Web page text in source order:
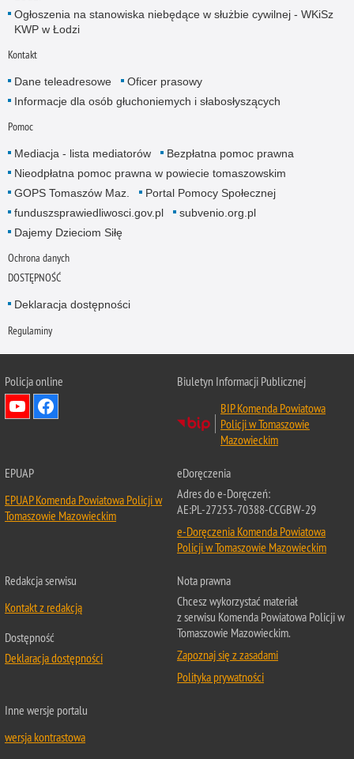
Ogłoszenia na stanowiska niebędące w służbie cywilnej - WKiSz
KWP w Łodzi
Kontakt
Dane teleadresowe
Oficer prasowy
Informacje dla osób głuchoniemych i słabosłyszących
Pomoc
Mediacja - lista mediatorów
Bezpłatna pomoc prawna
Nieodpłatna pomoc prawna w powiecie tomaszowskim
GOPS Tomaszów Maz.
Portal Pomocy Społecznej
funduszsprawiedliwosci.gov.pl
subvenio.org.pl
Dajemy Dzieciom Siłę
Ochrona danych
DOSTĘPNOŚĆ
Deklaracja dostępności
Regulaminy
Policja online
Biuletyn Informacji Publicznej
BIP Komenda Powiatowa
Policji w Tomaszowie
Mazowieckim
EPUAP
EPUAP Komenda Powiatowa Policji w
Tomaszowie Mazowieckim
eDoręczenia
Adres do e-Doręczeń:
AE:PL-27253-70388-CCGBW-29
e-Doręczenia Komenda Powiatowa
Policji w Tomaszowie Mazowieckim
Redakcja serwisu
Kontakt z redakcją
Dostępność
Deklaracja dostępności
Nota prawna
Chcesz wykorzystać materiał
z serwisu Komenda Powiatowa Policji w
Tomaszowie Mazowieckim.
Zapoznaj się z zasadami
Polityka prywatności
Inne wersje portalu
wersja kontrastowa